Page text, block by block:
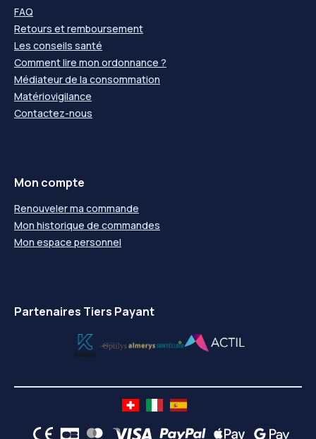
FAQ
Retours et remboursement
Les conseils santé
Comment lire mon ordonnance ?
Médiateur de la consommation
Matériovigilance
Contactez-nous
Mon compte
Renouveler ma commande
Mon historique de commandes
Mon espace personnel
Partenaires Tiers Payant